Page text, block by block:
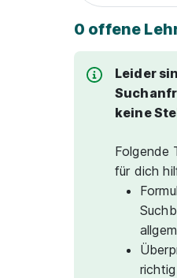
0 offene
Leider
keine
Folgende
für dich